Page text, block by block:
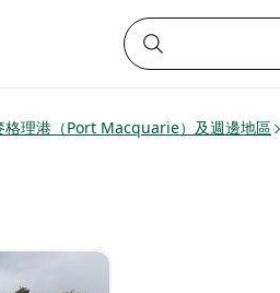
格理港（Port Macquarie）及週邊地區